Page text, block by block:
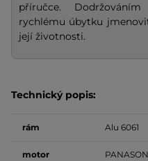
příručce.
rychlému úbytku
její životnosti.
Technický popis:
rám Alu 6061
motor